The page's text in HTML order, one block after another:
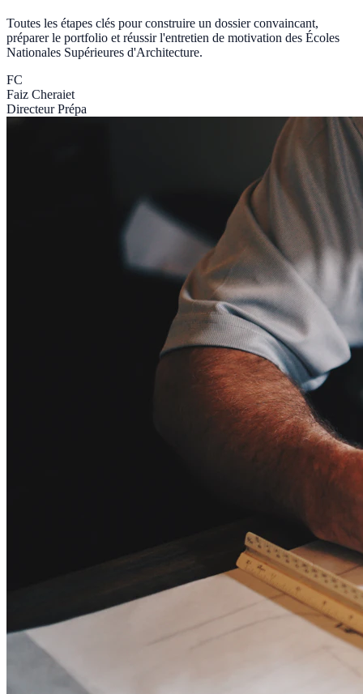
Toutes les étapes clés pour construire un dossier convaincant,
préparer le portfolio et réussir l'entretien de motivation des Écoles
Nationales Supérieures d'Architecture.
FC
Faiz Cheraiet
Directeur Prépa